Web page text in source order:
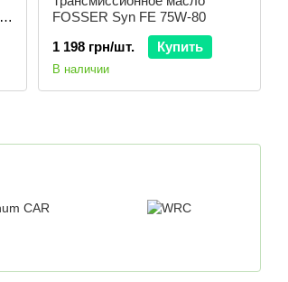
FOSSER Syn FE 75W-80
1 198 грн/шт.
Купить
В наличии